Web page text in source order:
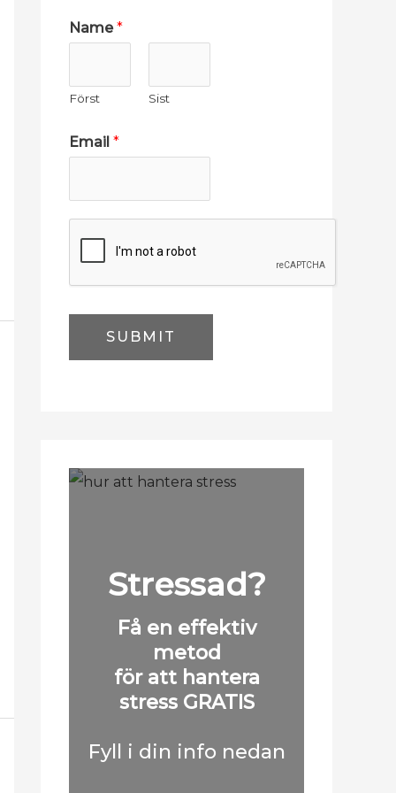
Name*
Först Sist
Email *
SUBMIT
Stressad?
Få en effektiv
metod
för att hantera
stress GRATIS
Fyll i din info nedan